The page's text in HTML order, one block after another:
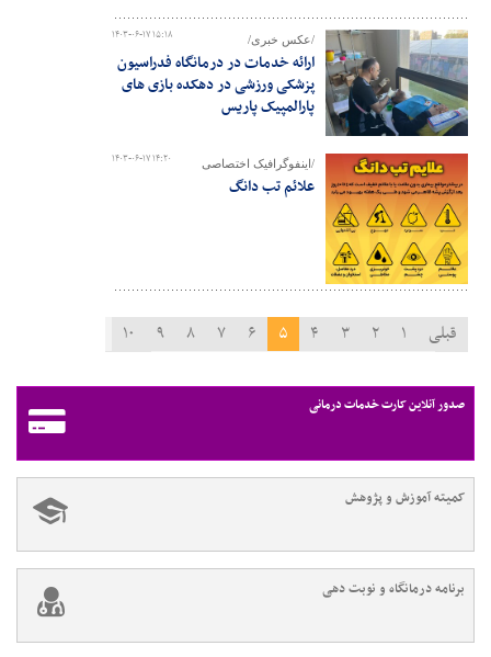
۱۴۰۳-۰۶-۱۷ ۱۵:۱۸ /عکس خبری/
ارائه خدمات در درمانگاه فدراسیون
پزشکی ورزشی در دهکده بازی های
پارالمپیک پاریس
۱۴۰۳-۰۶-۱۷ ۱۴:۲۰ /اینفوگرافیک اختصاصی
علائم تب دانگ
قبلی ۱ ۲ ۳ ۴ ۵ ۶ ۷ ۸ ۹
۱۰
صدور آنلاین کارت خدمات درمانی
کمیته آموزش و پژوهش
برنامه درمانگاه و نوبت دهی